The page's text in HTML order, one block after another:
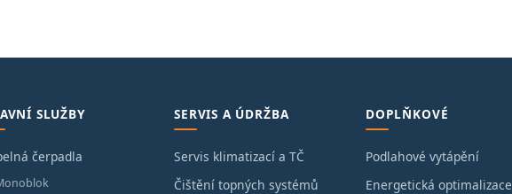
SLUŽBY
čerpadla
SERVIS A ÚDRŽBA
Servis klimatizací a TČ
Čištění topných systémů
DOPLŇKOVÉ
Podlahové vytápění
Energetická optimalizace